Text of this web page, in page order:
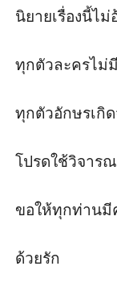
นิยายเรื่องนี้ไ
ทุกตัวละครไม่
ทุกตัวอักษรเกิ
โปรดใช้วิจาร
ขอให้ทุกท่านมี
ด้วยรัก